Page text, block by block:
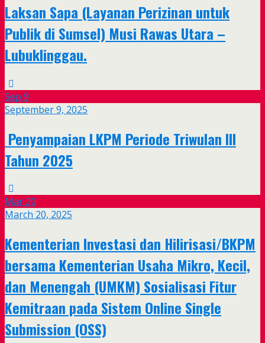
Laksan Sapa (Layanan Perizinan untuk
Publik di Sumsel) Musi Rawas Utara –
Lubuklinggau.
Sep 9
September 9, 2025
Penyampaian LKPM Periode Triwulan III
Tahun 2025
Mar 20
March 20, 2025
Kementerian Investasi dan Hilirisasi/BKPM
bersama Kementerian Usaha Mikro, Kecil,
dan Menengah (UMKM) Sosialisasi Fitur
Kemitraan pada Sistem Online Single
Submission (OSS)